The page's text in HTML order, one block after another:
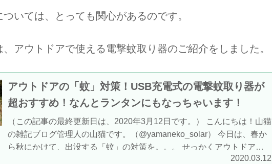
いては、とっても関心があるのです。
アウトドアで使える電撃蚊取り器のご紹介をしました。
アウトドアの「蚊」対策！USB充電式の電撃蚊取り器が
超おすすめ！なんとランタンにもなっちゃいます！
（この記事の最終更新日は、2020年3月12日です。） こんにちは！山猫
の雑記ブログ管理人の山猫です。（@yamaneko_solar） 今日は、春か
ら秋にかけて、出没する「蚊」の対策を。。。 せっかくアウトドアの
シーズンが来たのに、、毎年おなじみとは言え、「蚊」などの虫の被害
2020.03.12